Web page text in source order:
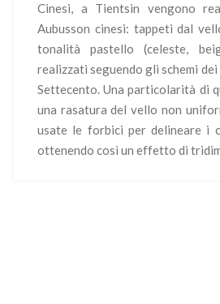
Cinesi, a Tientsin vengono
Aubusson cinesi: tappeti dal
tonalità pastello (celeste,
realizzati seguendo gli schemi
Settecento. Una particolarità di
una rasatura del vello non
usate le forbici per delineare i
ottenendo così un effetto di